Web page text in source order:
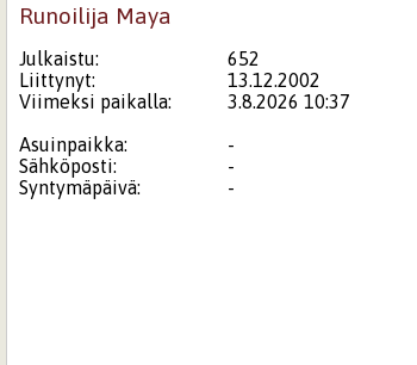
Runoilija Maya
Julkaistu:
652
Liittynyt:
13.12.2002
Viimeksi paikalla:
3.8.2026 10:37
Asuinpaikka:
-
Sähköposti:
-
Syntymäpäivä:
-